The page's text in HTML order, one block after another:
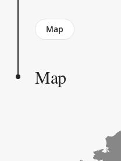
Jump
to
Map
Map